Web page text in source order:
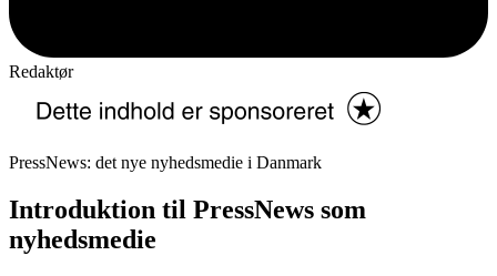
Redaktør
PressNews: det nye nyhedsmedie i Danmark
Introduktion til PressNews som
nyhedsmedie